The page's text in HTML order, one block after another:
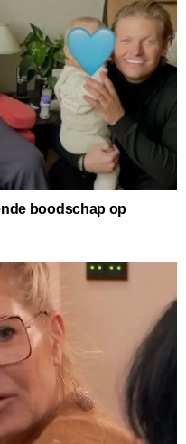
boodschap op